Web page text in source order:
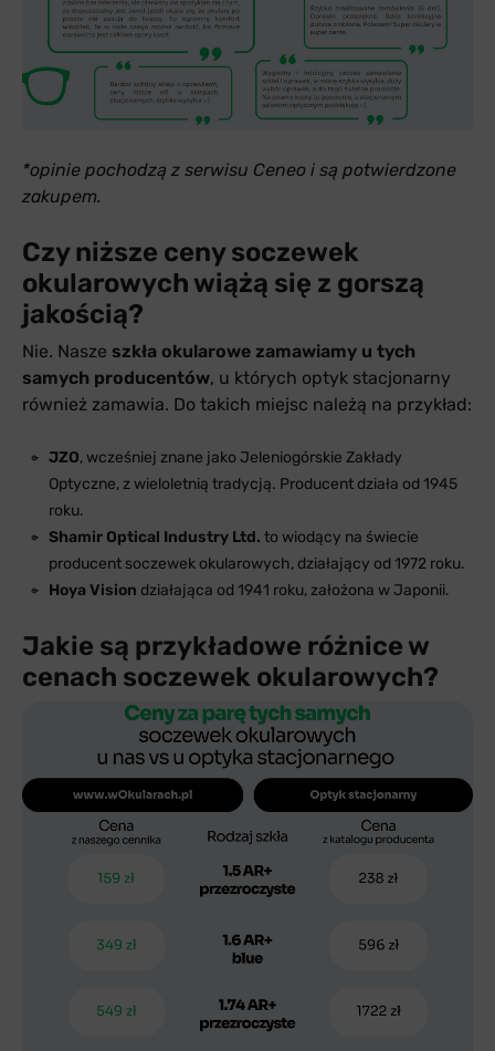
*opinie pochodzą z serwisu Ceneo i są potwierdzone
zakupem.
Czy niższe ceny soczewek
okularowych wiążą się z gorszą
jakością?
Nie. Nasze szkła okularowe zamawiamy u tych
samych producentów, u których optyk stacjonarny
również zamawia. Do takich miejsc należą na przykład:
JZO, wcześniej znane jako Jeleniogórskie Zakłady
Optyczne, z wieloletnią tradycją. Producent działa od 1945
roku.
Shamir Optical Industry Ltd. to wiodący na świecie
producent soczewek okularowych, działający od 1972 roku.
Hoya Vision działająca od 1941 roku, założona w Japonii.
Jakie są przykładowe różnice w
cenach soczewek okularowych?